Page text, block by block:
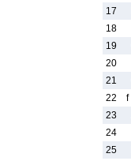
17
18
19
20
21
22
f
23
24
25